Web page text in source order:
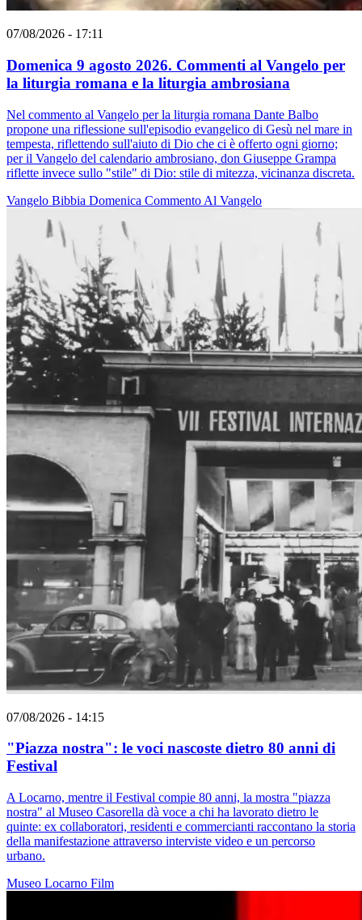
07/08/2026 - 17:11
Domenica 9 agosto 2026. Commenti al Vangelo per
la liturgia romana e la liturgia ambrosiana
Nel commento al Vangelo per la liturgia romana Dante Balbo
propone una riflessione sull'episodio evangelico di Gesù nel mare in
tempesta, riflettendo sull'aiuto di Dio che ci è offerto ogni giorno;
per il Vangelo del calendario ambrosiano, don Giuseppe Grampa
riflette invece sullo "stile" di Dio: stile di mitezza, vicinanza discreta.
Vangelo Bibbia Domenica Commento Al Vangelo
07/08/2026 - 14:15
"Piazza nostra": le voci nascoste dietro 80 anni di
Festival
A Locarno, mentre il Festival compie 80 anni, la mostra "piazza
nostra" al Museo Casorella dà voce a chi ha lavorato dietro le
quinte: ex collaboratori, residenti e commercianti raccontano la storia
della manifestazione attraverso interviste video e un percorso
urbano.
Museo Locarno Film